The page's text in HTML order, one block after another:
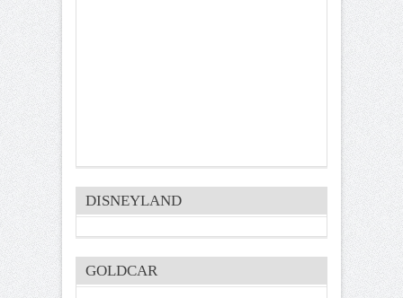
DISNEYLAND
GOLDCAR